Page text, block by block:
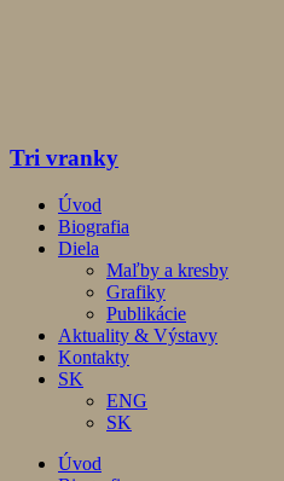
Tri vranky
Úvod
Biografia
Diela
Maľby a kresby
Grafiky
Publikácie
Aktuality & Výstavy
Kontakty
SK
ENG
SK
Úvod